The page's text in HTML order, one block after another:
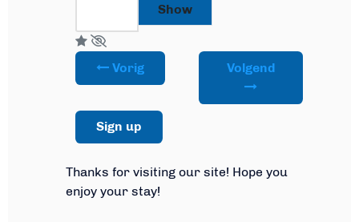
Show
Vorig Volgend
Sign up
Thanks for visiting our site! Hope you
enjoy your stay!